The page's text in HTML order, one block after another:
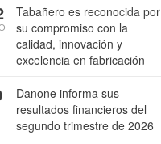
Tabañero es reconocida por
su compromiso con la
calidad, innovación y
excelencia en fabricación
Danone informa sus
resultados financieros del
segundo trimestre de 2026